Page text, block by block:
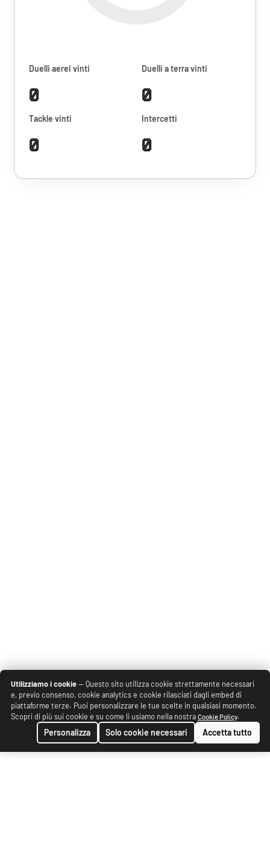
Duelli aerei vinti
0
Duelli a terra vinti
0
Tackle vinti
0
Intercetti
0
Utilizziamo i cookie— Questo sito utilizza cookie strettamente necessari
e, previo consenso, cookie analytics e cookie rilasciati dagli embed di
piattaforme terze. Puoi personalizzare le tue scelte in qualsiasi momento.
Scopri di più sui cookie e su come li usiamo nella nostra Cookie Policy.
Personalizza Solo cookie necessari Accetta tutto